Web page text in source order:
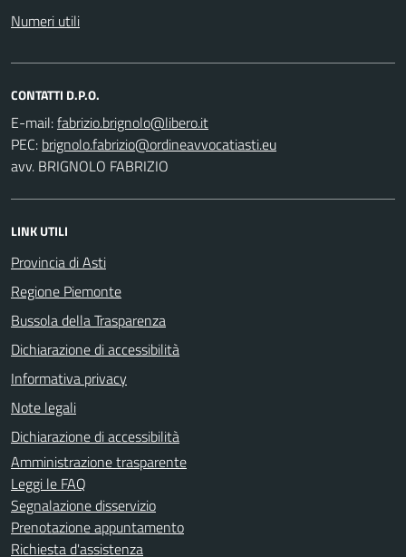
Numeri utili
CONTATTI D.P.O.
E-mail:
PEC:
avv. BRIGNOLO FABRIZIO
LINK UTILI
Provincia di Asti
Regione Piemonte
Bussola della Trasparenza
Dichiarazione di accessibilità
Informativa privacy
Note legali
Dichiarazione di accessibilità
Amministrazione trasparente
Leggi le FAQ
Segnalazione disservizio
Prenotazione appuntamento
Richiesta d'assistenza